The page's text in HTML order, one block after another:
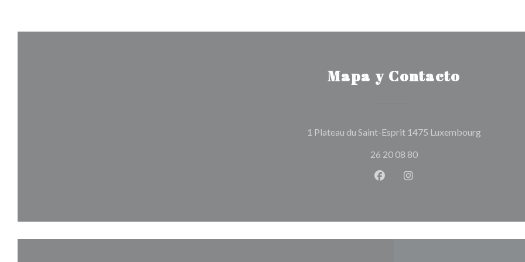
Mapa y Contacto
1 Plateau du Saint-Esprit 1475 Luxembourg((abre en
26 20 08 80
Facebook ((abre en una nueva
Instagram ((abre en una